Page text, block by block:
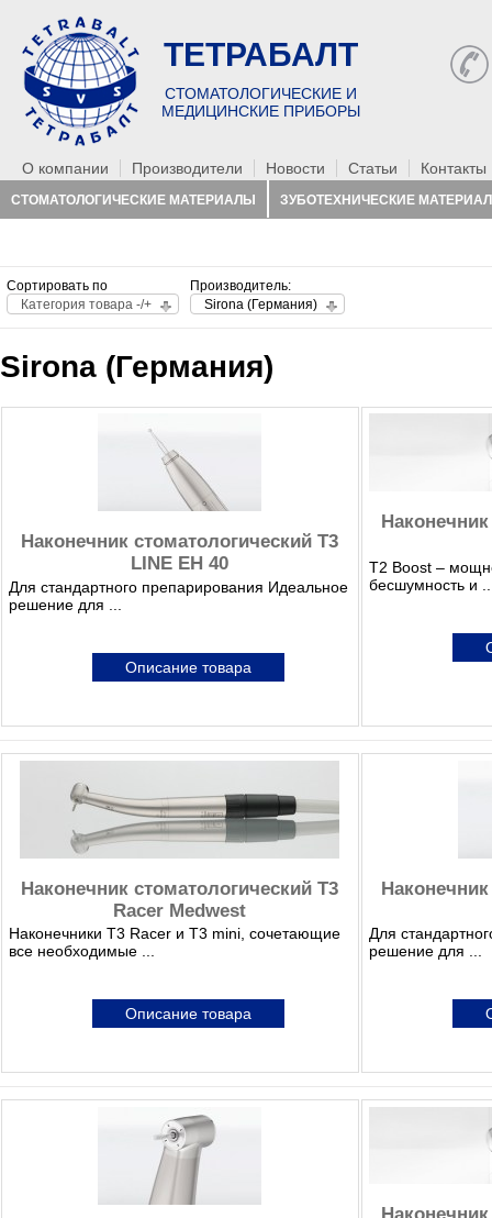
ТЕТРАБАЛТ
СТОМАТОЛОГИЧЕСКИЕ И
МЕДИЦИНСКИЕ ПРИБОРЫ
О компании Производители Новости Статьи Контакты
СТОМАТОЛОГИЧЕСКИЕ МАТЕРИАЛЫ ЗУБОТЕХНИЧЕСКИЕ
Сортировать по
Категория товара -/+
Производитель:
Sirona (Германия)
Sirona (Германия)
Наконечник стоматологический T3
LINE EH 40
Для стандартного препарирования Идеальное
решение для ...
Описание товара
T2 Boost –
бесшумность и
Наконечник стоматологический T3
Racer Medwest
Наконечники T3 Racer и T3 mini, сочетающие
все необходимые ...
Описание товара
Для
решение для ...